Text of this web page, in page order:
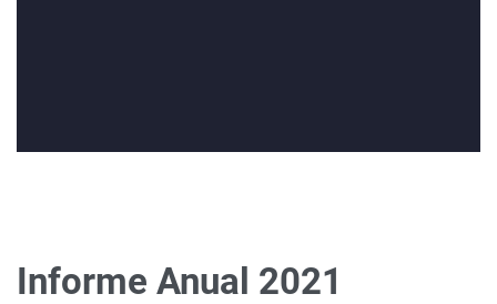
Informe Anual 2021